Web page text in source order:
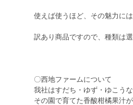
使えば使うほど、その魅力に
訳あり商品ですので、種類は選
〇西地ファームについて
我社はすだち・ゆず・ゆこう
その園で育てた香酸柑橘果汁